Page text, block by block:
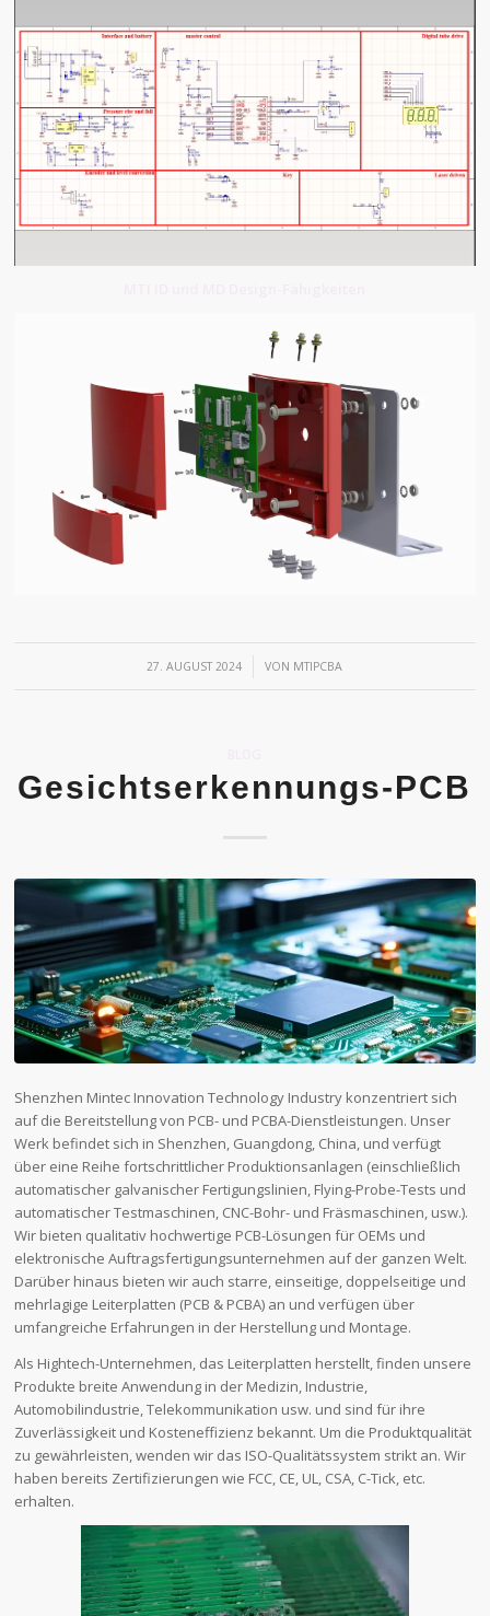
27. AUGUST 2024
/ VON MTIPCBA
Gesichtserkennungs-PCB
Shenzhen Mintec Innovation Technology Industry konzentriert sich
auf die Bereitstellung von PCB- und PCBA-Dienstleistungen. Unser
Werk befindet sich in Shenzhen, Guangdong, China, und verfügt
über eine Reihe fortschrittlicher Produktionsanlagen (einschließlich
automatischer galvanischer Fertigungslinien, Flying-Probe-Tests und
automatischer Testmaschinen, CNC-Bohr- und Fräsmaschinen, usw.).
Wir bieten qualitativ hochwertige PCB-Lösungen für OEMs und
elektronische Auftragsfertigungsunternehmen auf der ganzen Welt.
Darüber hinaus bieten wir auch starre, einseitige, doppelseitige und
mehrlagige Leiterplatten (PCB & PCBA) an und verfügen über
umfangreiche Erfahrungen in der Herstellung und Montage.
Als Hightech-Unternehmen, das Leiterplatten herstellt, finden unsere
Produkte breite Anwendung in der Medizin, Industrie,
Automobilindustrie, Telekommunikation usw. und sind für ihre
Zuverlässigkeit und Kosteneffizienz bekannt. Um die Produktqualität
zu gewährleisten, wenden wir das ISO-Qualitätssystem strikt an. Wir
haben bereits Zertifizierungen wie FCC, CE, UL, CSA, C-Tick, etc.
erhalten.